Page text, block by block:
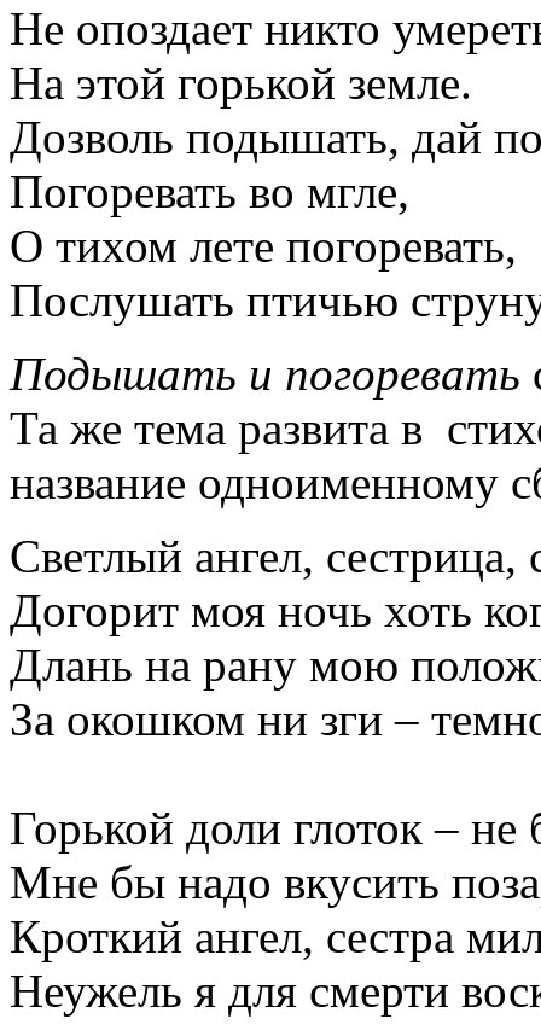
Не опоздает никто
На этой горькой земле.
Дозволь подышать, дай
Погоревать во мгле,
О тихом лете погоревать,
Послушать птичью
Подышать и погоревать
Та же тема развита в
название одноименному
Светлый ангел, сестрица,
Догорит моя ночь хоть
Длань на рану мою
За окошком ни зги –
Горькой доли глоток – не
Мне бы надо вкусить
Кроткий ангел, сестра
Неужель я для смерти